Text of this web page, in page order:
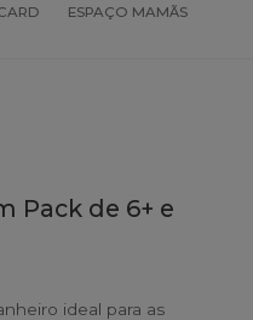
ESPAÇO MAMÃS
Pack de 6+ e
ideal para as